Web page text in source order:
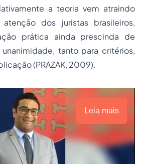
a teoria vem atraindo
dos juristas brasileiros,
prática ainda prescinda de
tanto para critérios,
(PRAZAK, 2009).
Leia mais